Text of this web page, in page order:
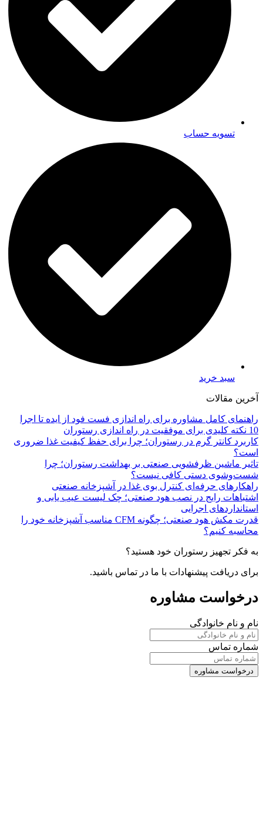
تسویه حساب
سبد خرید
آخرین مقالات
راهنمای کامل مشاوره برای راه اندازی فست فود از ایده تا اجرا
10 نکته کلیدی برای موفقیت در راه اندازی رستوران
کاربرد کانتر گرم در رستوران؛ چرا برای حفظ کیفیت غذا ضروری
است؟
تاثیر ماشین ظرفشویی صنعتی بر بهداشت رستوران؛ چرا
شست‌وشوی دستی کافی نیست؟
راهکارهای حرفه‌ای کنترل بوی غذا در آشپزخانه صنعتی
اشتباهات رایج در نصب هود صنعتی؛ چک لیست عیب یابی و
استانداردهای اجرایی
قدرت مکش هود صنعتی؛ چگونه CFM مناسب آشپزخانه خود را
محاسبه کنیم؟
به فکر تجهیز رستوران خود هستید؟
برای دریافت پیشنهادات با ما در تماس باشید.
درخواست مشاوره
نام و نام خانوادگی
شماره تماس